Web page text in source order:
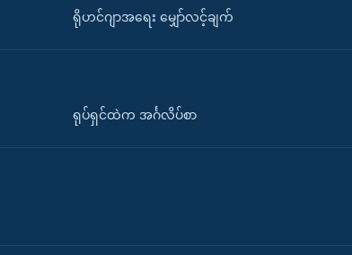
ရိုဟင်ဂျာအရေး မျှော်လင့်ချက်
ရုပ်ရှင်ထဲက အင်္ဂလိပ်စာ